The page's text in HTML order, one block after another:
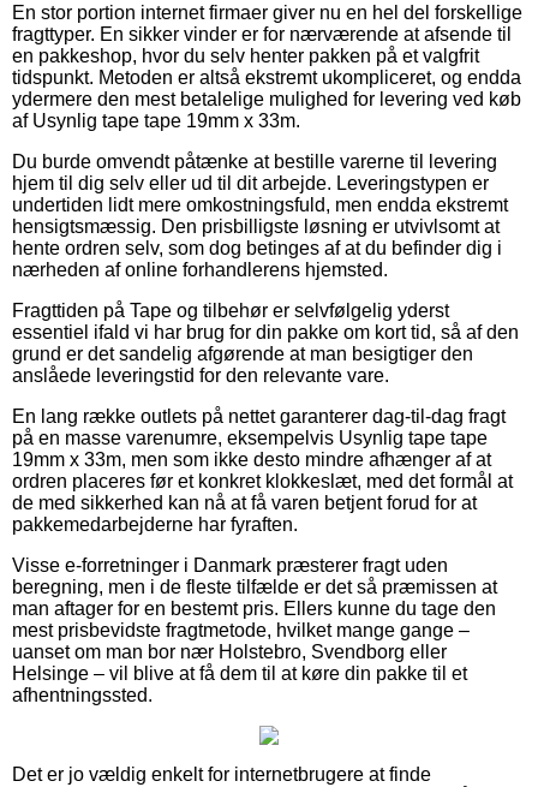
En stor portion internet firmaer giver nu en hel del forskellige
fragttyper. En sikker vinder er for nærværende at afsende til
en pakkeshop, hvor du selv henter pakken på et valgfrit
tidspunkt. Metoden er altså ekstremt ukompliceret, og endda
ydermere den mest betalelige mulighed for levering ved køb
af Usynlig tape tape 19mm x 33m.
Du burde omvendt påtænke at bestille varerne til levering
hjem til dig selv eller ud til dit arbejde. Leveringstypen er
undertiden lidt mere omkostningsfuld, men endda ekstremt
hensigtsmæssig. Den prisbilligste løsning er utvivlsomt at
hente ordren selv, som dog betinges af at du befinder dig i
nærheden af online forhandlerens hjemsted.
Fragttiden på Tape og tilbehør er selvfølgelig yderst
essentiel ifald vi har brug for din pakke om kort tid, så af den
grund er det sandelig afgørende at man besigtiger den
anslåede leveringstid for den relevante vare.
En lang række outlets på nettet garanterer dag-til-dag fragt
på en masse varenumre, eksempelvis Usynlig tape tape
19mm x 33m, men som ikke desto mindre afhænger af at
ordren placeres før et konkret klokkeslæt, med det formål at
de med sikkerhed kan nå at få varen betjent forud for at
pakkemedarbejderne har fyraften.
Visse e-forretninger i Danmark præsterer fragt uden
beregning, men i de fleste tilfælde er det så præmissen at
man aftager for en bestemt pris. Ellers kunne du tage den
mest prisbevidste fragtmetode, hvilket mange gange –
uanset om man bor nær Holstebro, Svendborg eller
Helsinge – vil blive at få dem til at køre din pakke til et
afhentningssted.
Det er jo vældig enkelt for internetbrugere at finde